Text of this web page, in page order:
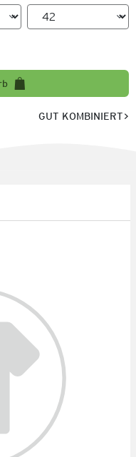
GUT KOMBINIERT